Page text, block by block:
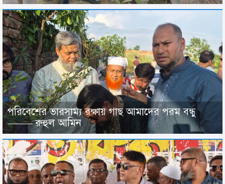
পরিবেশের ভারসাম্য রক্ষায় গাছ আমাদের পরম বন্ধু
——– রুহুল আমিন